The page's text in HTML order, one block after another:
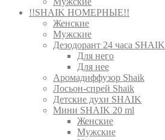
!!SHAIK НОМЕРНЫЕ!!
Женские
Мужские
Дезодорант 24 часа SHAIK
Для него
Для нее
Аромадиффузор Shaik
Лосьон-спрей Shaik
Детские духи SHAIK
Мини SHAIK 20 ml
Женские
Мужские